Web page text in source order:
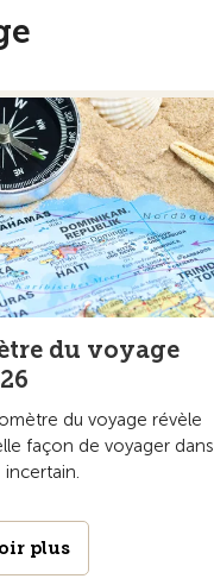
du voyage
du voyage révèle
façon de voyager dans
plus